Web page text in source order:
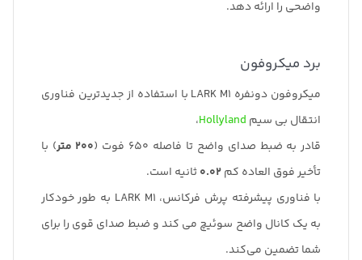
واضحی را ارائه دهد.
برد میکروفون
میکروفون دونفره LARK M1 با استفاده از جدیدترین فناوری
انتقال بی سیم Hollyland،
قادر به ضبط صدای واضح تا فاصله 650 فوت (
200 متر
) با
تأخیر فوق العاده کم0.02ثانیه است.
با فناوری پیشرفته پرش فرکانس، LARK M1 به طور خودکار
به یک کانال واضح سوئیچ می کند و ضبط صدای قوی را برای
شما تضمین می‌کند.